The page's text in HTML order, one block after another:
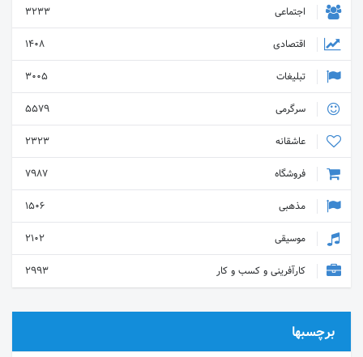
اجتماعی
3233
اقتصادی
1408
تبلیغات
3005
سرگرمی
5579
عاشقانه
2323
فروشگاه
7987
مذهبی
1506
موسیقی
2102
کارآفرینی و کسب و کار
2993
برچسبها